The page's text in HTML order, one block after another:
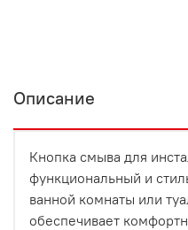
Описание
Кнопка смыва для
функциональный и
ванной комнаты или
обеспечивает